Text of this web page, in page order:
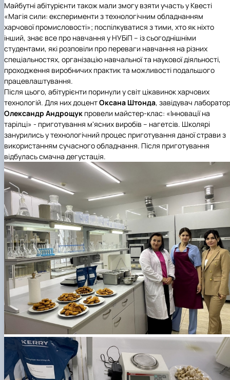
Майбутні абітурієнти також мали змогу взяти участь у Квесті
«Магія сили: експерименти з технологічним обладнанням
харчової промисловості»; поспілкуватися з тими, хто як ніхто
інший, знає все про навчання у НУБіП – із сьогоднішніми
студентами, які розповіли про переваги навчання на різних
спеціальностях, організацію навчальної та наукової діяльності,
проходження виробничих практик та можливості подальшого
працевлаштування.
Після цього, абітурієнти поринули у світ цікавинок харчових
технологій. Для них доцентОксана Штонда, завідувач
Олександр Андрощук провели майстер-клас: «Інновації на
тарілці» - приготування м'ясних виробів – нагетсів. Школярі
занурились у технологічний процес приготування даної страви з
використанням сучасного обладнання. Після приготування
відбулась смачна дегустація.